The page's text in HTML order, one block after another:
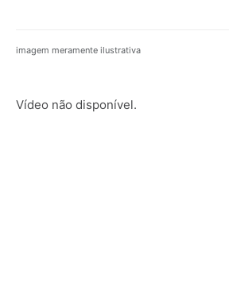
imagem meramente ilustrativa
Vídeo não disponível.